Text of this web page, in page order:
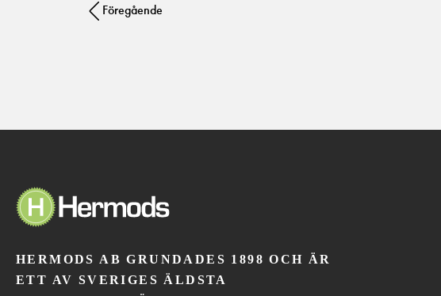
Post navigation
Föregående
HERMODS AB GRUNDADES 1898 OCH ÄR
ETT AV SVERIGES ÄLDSTA